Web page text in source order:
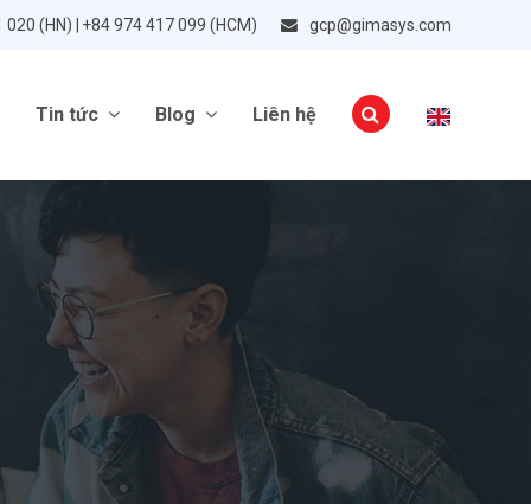
(HN) | +84 974 417 099 (HCM) gcp@gimasys.com
Tin tức Blog Liên hệ